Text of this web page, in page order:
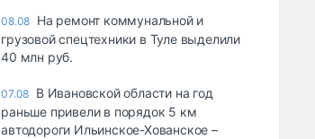
08.08 На ремонт коммунальной и
грузовой спецтехники в Туле выделили
40 млн руб.
07.08 В Ивановской области на год
раньше привели в порядок 5 км
автодороги Ильинское-Хованское –